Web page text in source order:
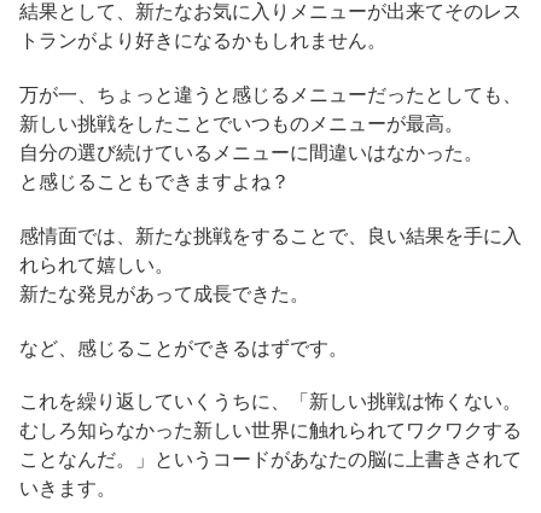
結果として、新たなお気に入りメニューが出来てそのレス
トランがより好きになるかもしれません。
万が一、ちょっと違うと感じるメニューだったとしても、
新しい挑戦をしたことでいつものメニューが最高。
自分の選び続けているメニューに間違いはなかった。
と感じることもできますよね？
感情面では、新たな挑戦をすることで、良い結果を手に入
れられて嬉しい。
新たな発見があって成長できた。
など、感じることができるはずです。
これを繰り返していくうちに、「新しい挑戦は怖くない。
むしろ知らなかった新しい世界に触れられてワクワクする
ことなんだ。」というコードがあなたの脳に上書きされて
いきます。